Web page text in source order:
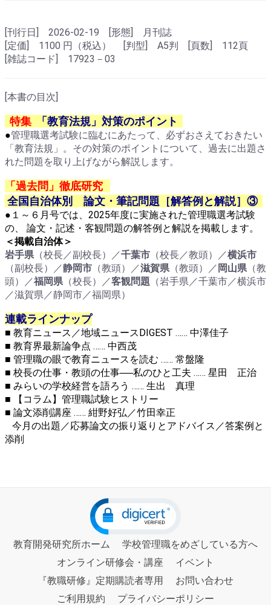
[刊行日] 2026-02-19 [形態] 月刊誌
[定価] 1100 円（税込） [判型] A5判 [頁数] 112頁
[雑誌コード] 17923－03
[本書の目次]
特集 「教育法規」対策のポイント
●管理職選考試験に臨むにあたって、必ずおさえておきたい
「教育法規」。その対策のポイントについて、過去に出題さ
れた問題を取り上げながら解説します。
「過去問」徹底研究
全国自治体別 論文・筆記問題［解答例と解説］③
●１～６月号では、2025年度に実施された管理職選考試験
の、 論文・記述・客観問題の解答例と解説を掲載します。
＜掲載自治体＞
岩手県（校長／副校長）／千葉市 （校長／教頭）／横浜市
（副校長）／静岡市 （教頭）／滋賀県（教頭）／ 岡山県（教
頭）／福岡県（校長）／客観問題 （岩手県／千葉市／横浜市
／滋賀県／静岡市／福岡県）
連載ラインナップ
■ 教育ニュース／地域ニュースDIGEST …… 中澤佳子
■ 教育界最新論争点 …… 中西茂
■ 管理職の眼で教育ニュースを読む …… 常盤隆
■ 校長の仕事・教頭の仕事──私のひと工夫 …… 星田 正治
■ みらいの学校経営を語ろう …… 生出 真理
■ 【コラム】管理職試験ヒストリー
■ 論文添削講座 …… 紺野好弘／竹田幸正
今月の出題／応募論文の振り返りとアドバイス／答案例と
添削
教育開発研究所ホーム
学校管理職をめざしている方へ
オンライン研修会・講座
イベント
『教職研修』定期購読者専用
お問い合わせ
ご利用規約
プライバシーポリシー